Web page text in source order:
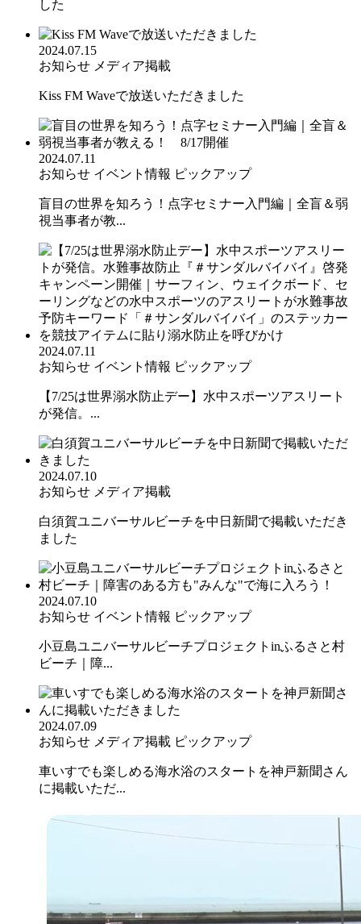
した
2024.07.15
お知らせ メディア掲載
Kiss FM Waveで放送いただきました
2024.07.11
お知らせ イベント情報 ピックアップ
盲目の世界を知ろう！点字セミナー入門編｜全盲＆弱
視当事者が教...
2024.07.11
お知らせ イベント情報 ピックアップ
【7/25は世界溺水防止デー】水中スポーツアスリート
が発信。...
2024.07.10
お知らせ メディア掲載
白須賀ユニバーサルビーチを中日新聞で掲載いただき
ました
2024.07.10
お知らせ イベント情報 ピックアップ
小豆島ユニバーサルビーチプロジェクトinふるさと村
ビーチ｜障...
2024.07.09
お知らせ メディア掲載 ピックアップ
車いすでも楽しめる海水浴のスタートを神戸新聞さん
に掲載いただ...